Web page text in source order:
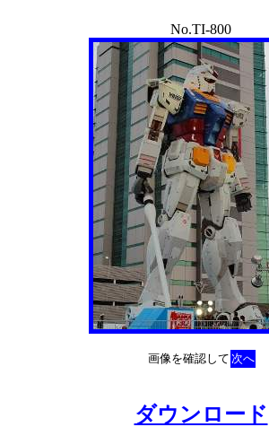
No.TI-800
画像を確認して 次へ
ダウンロード